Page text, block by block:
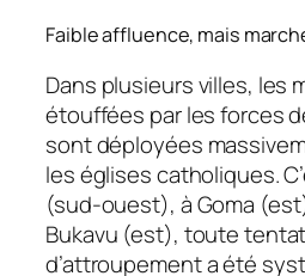
Faible affluence, mais
Dans plusieurs villes, les
étouffées par les forces
sont déployées
les églises catholiques.
(sud-ouest), à Goma
Bukavu (est), toute
d’attroupement a été